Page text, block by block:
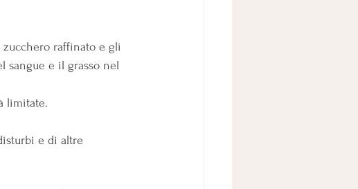
raffinato e gli
sangue e il grasso nel
limitate.
e di altre